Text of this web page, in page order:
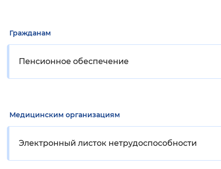
Гражданам
Пенсионное обеспечение
Медицинским организациям
Электронный листок нетрудоспособности